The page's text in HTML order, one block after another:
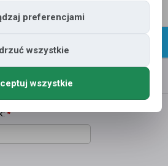
wiadomość
*
preferencjami
wszystkie
wszystkie